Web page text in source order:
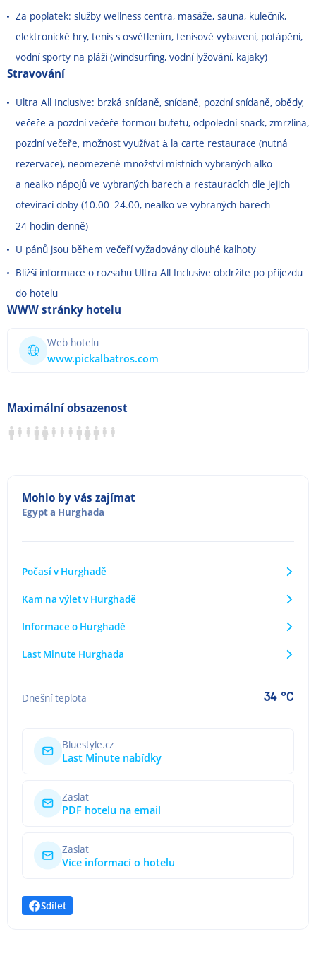
Za poplatek: služby wellness centra, masáže, sauna, kulečník,
elektronické hry, tenis s osvětlením, tenisové vybavení, potápění,
vodní sporty na pláži (windsurfing, vodní lyžování, kajaky)
Stravování
Ultra All Inclusive: brzká snídaně, snídaně, pozdní snídaně, obědy,
večeře a pozdní večeře formou bufetu, odpolední snack, zmrzlina,
pozdní večeře, možnost využívat à la carte restaurace (nutná
rezervace), neomezené množství místních vybraných alko
a nealko nápojů ve vybraných barech a restauracích dle jejich
otevírací doby (10.00–24.00, nealko ve vybraných barech
24 hodin denně)
U pánů jsou během večeří vyžadovány dlouhé kalhoty
Bližší informace o rozsahu Ultra All Inclusive obdržíte po příjezdu
do hotelu
WWW stránky hotelu
Web hotelu
www.pickalbatros.com
Maximální obsazenost
Mohlo by vás zajímat
Egypta Hurghada
Počasí v Hurghadě
Kam na výlet v Hurghadě
Informace o Hurghadě
Last Minute Hurghada
Dnešní teplota 34 °C
Bluestyle.cz
Last Minute nabídky
Zaslat
PDF hotelu na email
Zaslat
Více informací o hotelu
Sdílet